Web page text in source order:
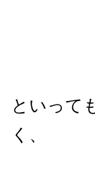
といって
く、